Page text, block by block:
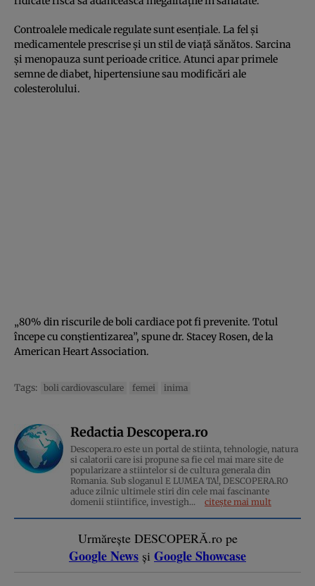
Controalele medicale regulate sunt esențiale. La fel și
medicamentele prescrise și un stil de viață sănătos. Sarcina
și menopauza sunt perioade critice. Atunci apar primele
semne de diabet, hipertensiune sau modificări ale
colesterolului.
„80% din riscurile de boli cardiace pot fi prevenite. Totul
începe cu conștientizarea”, spune dr. Stacey Rosen, de la
American Heart Association.
Tags: boli cardiovasculare femei inima
Redactia Descopera.ro
Descopera.ro este un portal de stiinta, tehnologie, natura
si calatorii care isi propune sa fie cel mai mare site de
popularizare a stiintelor si de cultura generala din
Romania. Sub sloganul E LUMEA TA!, DESCOPERA.RO
aduce zilnic ultimele stiri din cele mai fascinante
domenii stiintifice, investigh...
citește mai mult
Urmărește DESCOPERĂ.ro pe
Google News și Google Showcase